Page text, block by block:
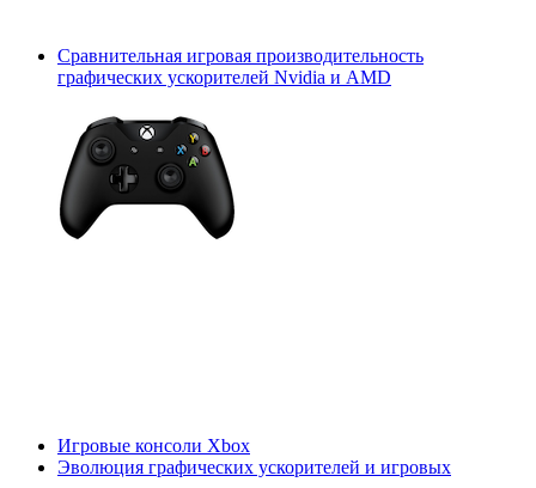
Сравнительная игровая производительность
графических ускорителей Nvidia и AMD
Игровые консоли Xbox
Эволюция графических ускорителей и игровых